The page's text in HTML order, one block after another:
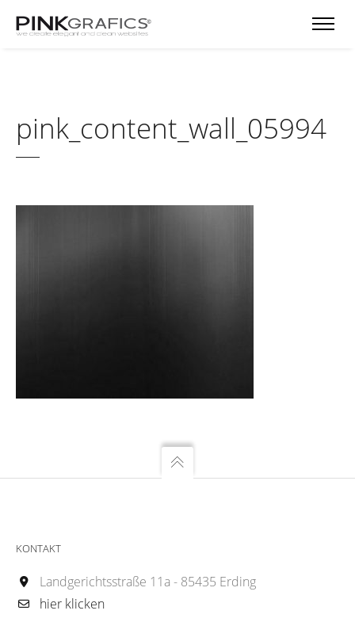
pink_content_wall_05994
KONTAKT
Landgerichtsstraße 11a - 85435 Erding
hier klicken